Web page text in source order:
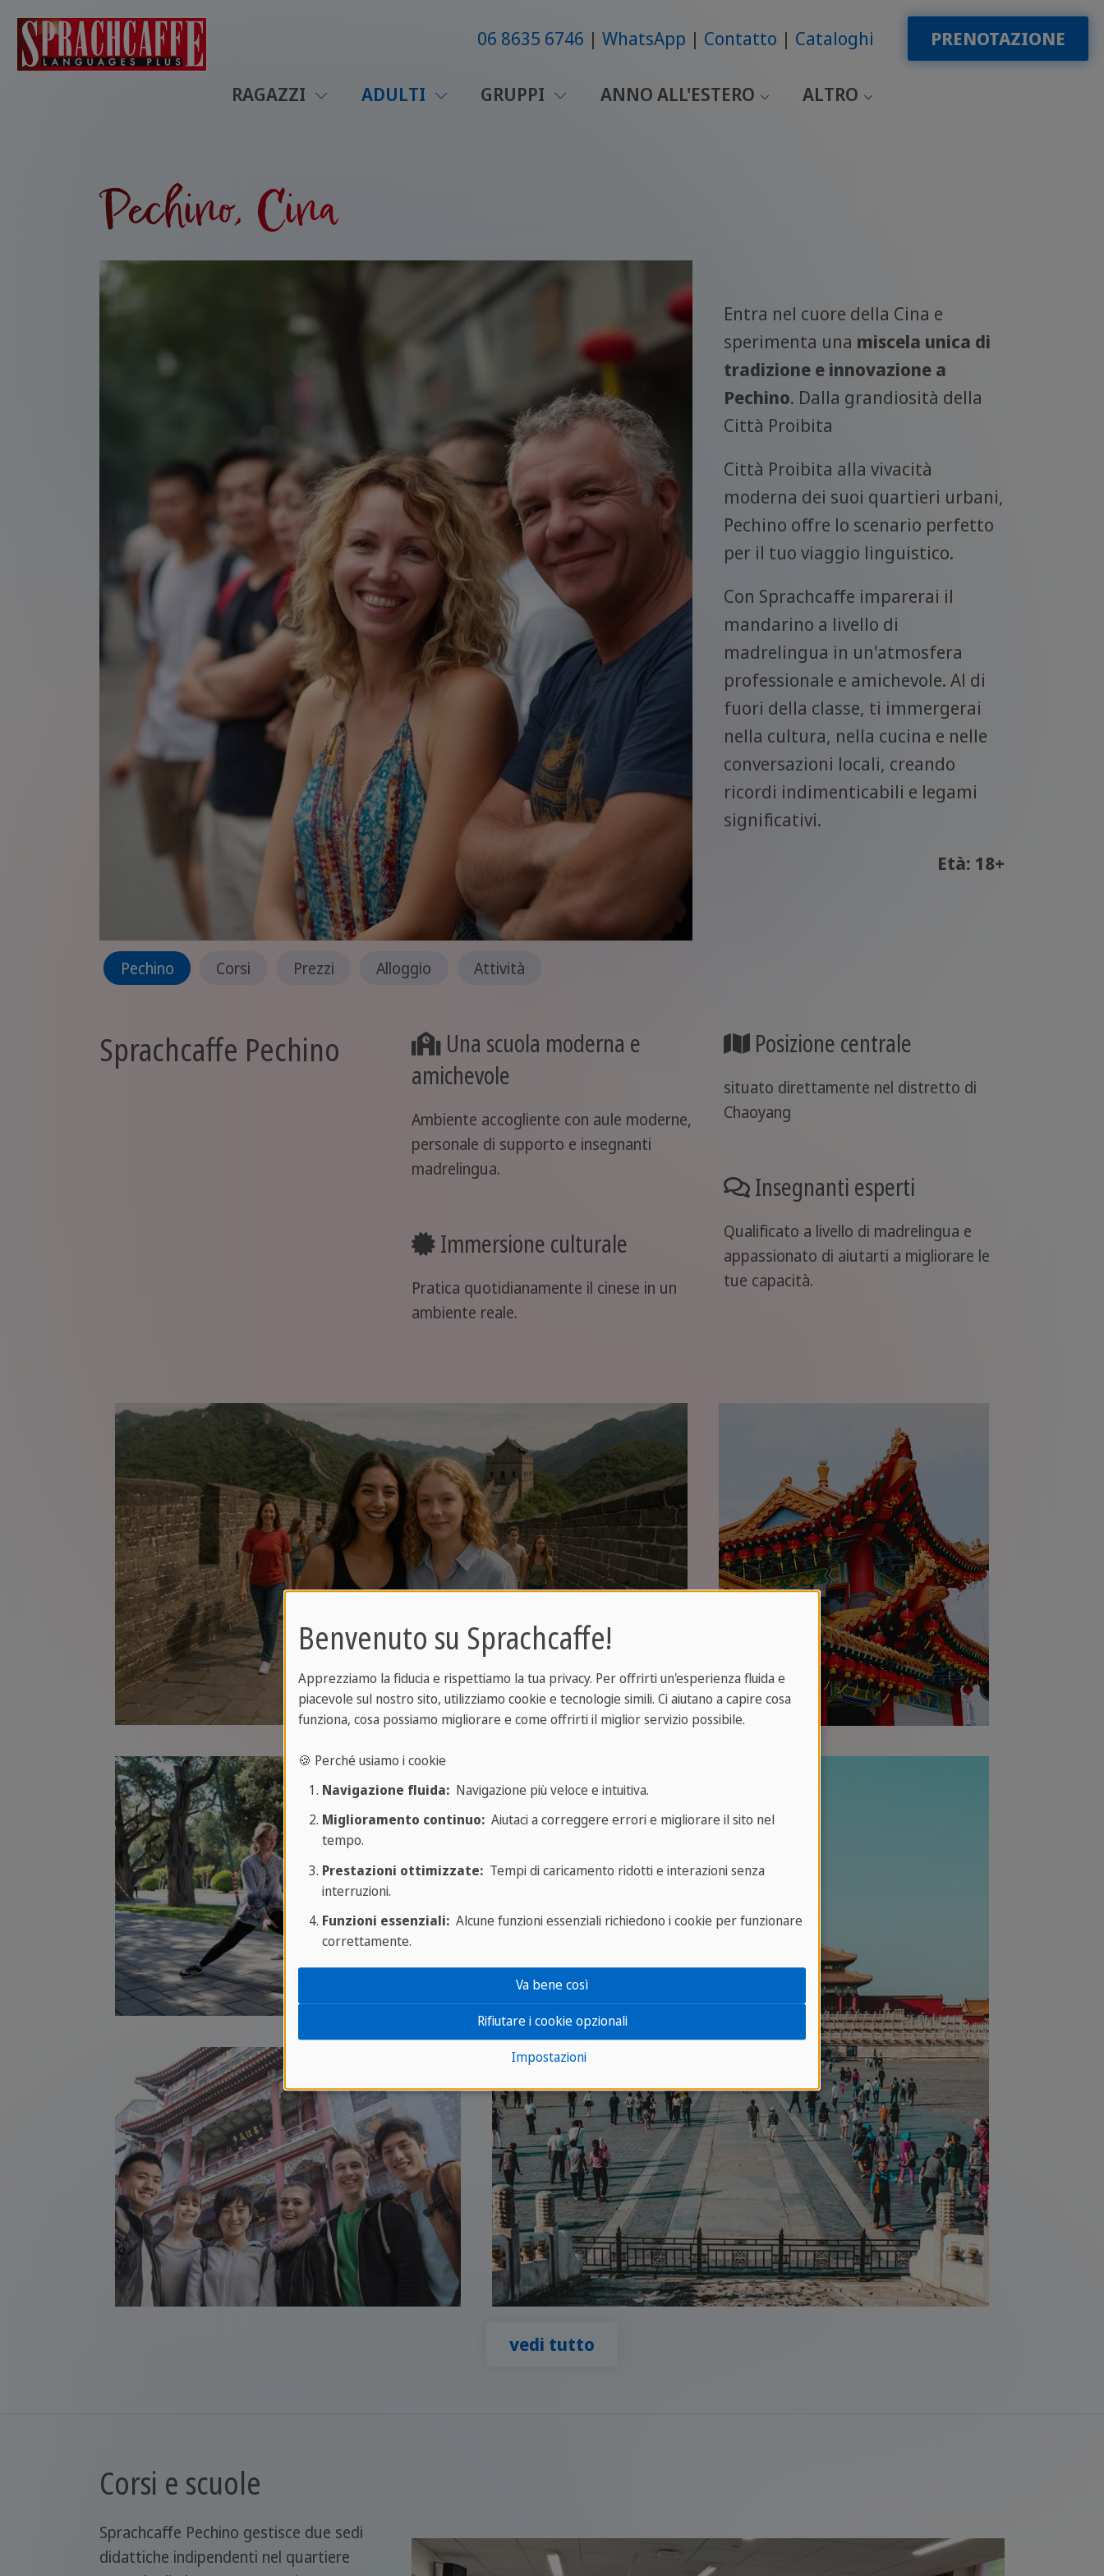
06 8635 6746 WhatsApp Contatto Cataloghi PRENOTAZIONE
RAGAZZI ADULTI GRUPPI ANNO ALL'ESTERO ALTRO
Pechino, Cina
Entra nel cuore della Cina e
sperimenta una miscela unica di
tradizione e innovazione a
Pechino. Dalla grandiosità della
Città Proibita
Città Proibita alla vivacità
moderna dei suoi quartieri urbani,
Pechino offre lo scenario perfetto
per il tuo viaggio linguistico.
Con Sprachcaffe imparerai il
mandarino a livello di
madrelingua in un'atmosfera
professionale e amichevole. Al di
fuori della classe, ti immergerai
nella cultura, nella cucina e nelle
conversazioni locali, creando
ricordi indimenticabili e legami
significativi.
Età: 18+
Pechino Corsi Prezzi Alloggio Attività
Sprachcaffe Pechino
Una scuola moderna e
amichevole
Ambiente accogliente con aule moderne,
personale di supporto e insegnanti
madrelingua.
Immersione culturale
Pratica quotidianamente il cinese in un
ambiente reale.
Posizione centrale
situato direttamente nel distretto di
Chaoyang
Insegnanti esperti
Qualificato a livello di madrelingua e
appassionato di aiutarti a migliorare le
tue capacità.
vedi tutto
Corsi e scuole
Sprachcaffe Pechino gestisce due sedi
didattiche indipendenti nel quartiere
Benvenuto su Sprachcaffe!
Apprezziamo la fiducia e rispettiamo la tua privacy. Per offrirti un'esperienza fluida e
piacevole sul nostro sito, utilizziamo cookie e tecnologie simili. Ci aiutano a capire cosa
funziona, cosa possiamo migliorare e come offrirti il miglior servizio possibile.
🍪 Perché usiamo i cookie
Navigazione fluida:Navigazione più veloce e intuitiva.
Miglioramento continuo:Aiutaci a correggere errori e migliorare il sito nel
tempo.
Prestazioni ottimizzate:Tempi di caricamento ridotti e interazioni senza
interruzioni.
Funzioni essenziali:Alcune funzioni essenziali richiedono i cookie per funzionare
correttamente.
Impostazioni
Rifiutare i cookie opzionali
Va bene così